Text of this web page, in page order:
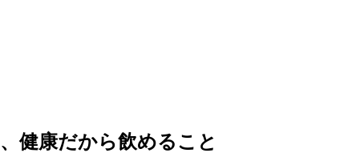
健康だから飲めること